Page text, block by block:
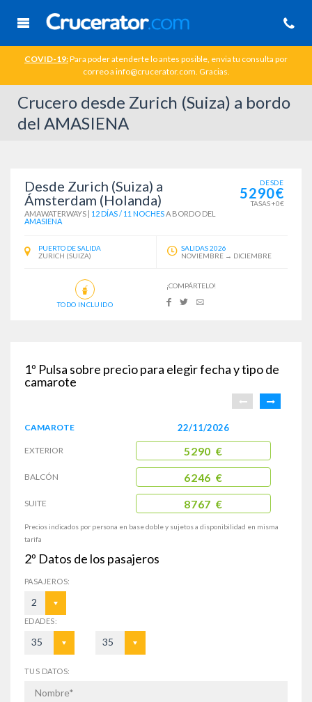
COVID-19:Para poder atenderte lo antes posible, envia tu consulta por
correo a info@crucerator.com. Gracias.
Crucero desde Zurich (Suiza) a bordo
del AMASIENA
Desde Zurich (Suiza) a
Ámsterdam (Holanda)
AMAWATERWAYS | 12 DÍAS / 11 NOCHESA BORDO DEL
AMASIENA
DESDE
5290€
TASAS +0€
PUERTO DE SALIDA
ZURICH (SUIZA)
SALIDAS 2026
NOVIEMBRE → DICIEMBRE
TODO INCLUIDO
¡COMPÁRTELO!
1º Pulsa sobre precio para elegir fecha y tipo de
camarote
CAMAROTE
EXTERIOR
BALCÓN
SUITE
22/11/2026
5290 €
6246 €
8767 €
Precios indicados por persona en base doble y sujetos a disponibilidad en misma
tarifa
2º Datos de los pasajeros
PASAJEROS:
2
EDADES:
35 35
TUS DATOS: